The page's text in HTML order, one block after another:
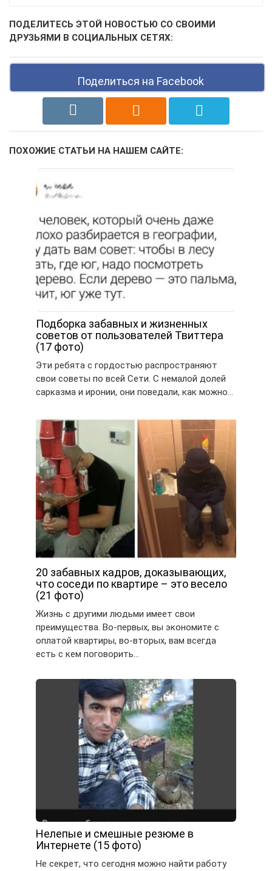
ПОДЕЛИТЕСЬ ЭТОЙ НОВОСТЬЮ СО СВОИМИ
ДРУЗЬЯМИ В СОЦИАЛЬНЫХ СЕТЯХ:
Поделиться на Facebook
ПОХОЖИЕ СТАТЬИ НА НАШЕМ САЙТЕ:
Подборка забавных и жизненных
советов от пользователей Твиттера
(17 фото)
Эти ребята с гордостью распространяют
свои советы по всей Сети. С немалой долей
сарказма и иронии, они поведали, как можно…
20 забавных кадров, доказывающих,
что соседи по квартире – это весело
(21 фото)
Жизнь с другими людьми имеет свои
преимущества. Во-первых, вы экономите с
оплатой квартиры, во-вторых, вам всегда
есть с кем поговорить…
Нелепые и смешные резюме в
Интернете (15 фото)
Не секрет, что сегодня можно найти работу